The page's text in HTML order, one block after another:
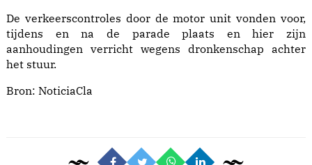
De verkeerscontroles door de motor unit vonden voor,
tijdens en na de parade plaats en hier zijn
aanhoudingen verricht wegens dronkenschap achter
het stuur.
Bron: NoticiaCla